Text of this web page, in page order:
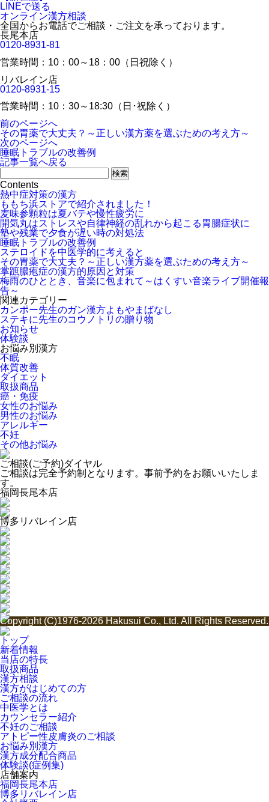
LINEで送る
オンライン漢方相談
全国からお電話でご相談・ご注文を承っております。
長尾本店
0120-8931-81
営業時間：10：00～18：00（日祝除く）
リバレイン店
0120-8931-15
営業時間：10：30～18:30（日･祝除く）
前のページへ
その胃薬で大丈夫？～正しい漢方薬を選ぶための考え方～
次のページへ
睡眠トラブルの改善例
記事一覧へ戻る
Contents
熱中症対策の漢方
ももち浜ストアで紹介されました！
麦味参顆粒は夏バテや慢性疲労に
開気丸はストレスや自律神経の乱れから起こる胃腸症状に
塾や残業で夕食が遅い時の対処法
睡眠トラブルの改善例
ステロイドを中医学的に考えると
その胃薬で大丈夫？～正しい漢方薬を選ぶための考え方～
掌蹠膿疱症の漢方的原因と対策
梅雨のひととき、音楽に包まれて～はくすい音楽ライブ開催報
告～
関連カテゴリー
カンポー先生のガン漢方よもやまばなし
ステキに先生のコウノトリの贈り物
お知らせ
体験談
お悩み別漢方
不眠
体質改善
ダイエット
取扱商品
癌・免疫
女性のお悩み
男性のお悩み
アレルギー
不妊
その他お悩み
ご相談(ご予約)ダイヤル
ご相談は完全予約制となります。事前予約をお願いいたしま
す。
福岡長尾本店
博多リバレイン店
Copyright (C)1976-2026 Hakusui Co., Ltd. All Rights Reserved.
トップ
新着情報
当店の特長
取扱商品
漢方相談
漢方がはじめての方
ご相談の流れ
中医学とは
カウンセラー紹介
不妊のご相談
アトピー性皮膚炎のご相談
お悩み別漢方
漢方成分配合商品
体験談(症例集)
店舗案内
福岡長尾本店
博多リバレイン店